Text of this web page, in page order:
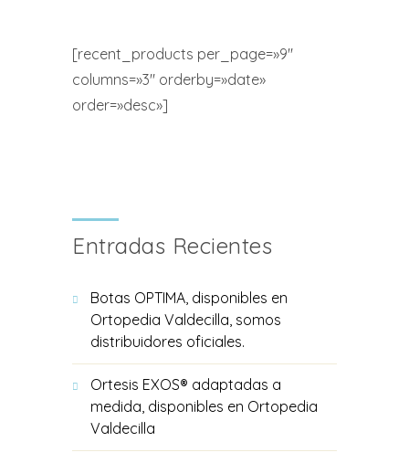
[recent_products per_page=»9″
columns=»3″ orderby=»date»
order=»desc»]
Entradas Recientes
Botas OPTIMA, disponibles en
Ortopedia Valdecilla, somos
distribuidores oficiales.
Ortesis EXOS® adaptadas a
medida, disponibles en Ortopedia
Valdecilla